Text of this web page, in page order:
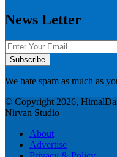
News Letter
We hate spam as much as
© Copyright 2026,
Nirvan Studio
About
Advertise